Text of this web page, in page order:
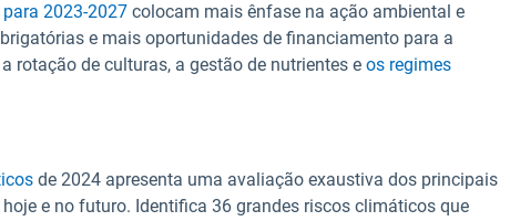
2023-2027 colocam mais ênfase na ação ambiental e
e mais oportunidades de financiamento para a
rotação de culturas, a gestão de nutrientes e os regimes
de 2024 apresenta uma avaliação exaustiva dos principais
e no futuro. Identifica 36 grandes riscos climáticos que